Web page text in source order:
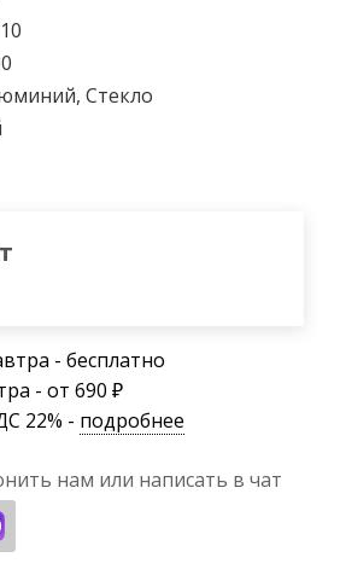
Стекло
- бесплатно
- от 690 ₽
22% - подробнее
нам или написать в чат